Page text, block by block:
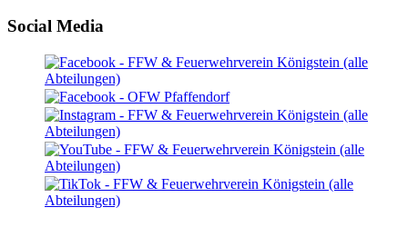
Social Media